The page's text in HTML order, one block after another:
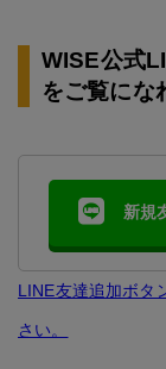
WISE公式
をご覧にな
新規
LINE友達追加ボタ
さい。